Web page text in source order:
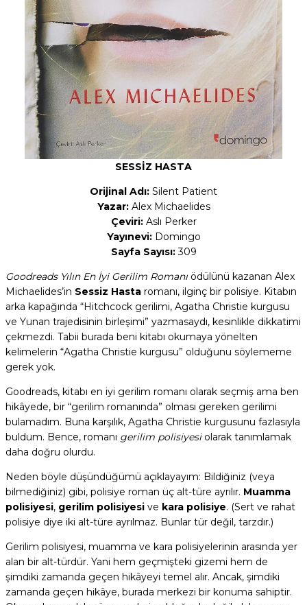
SESSİZ HASTA
Orijinal Adı: Silent Patient
Yazar:Alex Michaelides
Çeviri:Aslı Perker
Yayınevi:Domingo
Sayfa Sayısı:309
Goodreads Yılın En İyi Gerilim Romanı ödülünü kazanan Alex
Michaelides’in Sessiz Hasta romanı, ilginç bir polisiye. Kitabın
arka kapağında “Hitchcock gerilimi, Agatha Christie kurgusu
ve Yunan trajedisinin birleşimi” yazmasaydı, kesinlikle dikkatimi
çekmezdi. Tabii burada beni kitabı okumaya yönelten
kelimelerin “Agatha Christie kurgusu” olduğunu söylememe
gerek yok.
Goodreads, kitabı en iyi gerilim romanı olarak seçmiş ama ben
hikâyede, bir “gerilim romanında” olması gereken gerilimi
bulamadım. Buna karşılık, Agatha Christie kurgusunu fazlasıyla
buldum. Bence, romanı gerilim polisiyesiolarak tanımlamak
daha doğru olurdu.
Neden böyle düşündüğümü açıklayayım: Bildiğiniz (veya
bilmediğiniz) gibi, polisiye roman üç alt-türe ayrılır. Muamma
polisiyesi, gerilim polisiyesi ve kara polisiye. (Sert ve rahat
polisiye diye iki alt-türe ayrılmaz. Bunlar tür değil, tarzdır.)
Gerilim polisiyesi, muamma ve kara polisiyelerinin arasında yer
alan bir alt-türdür. Yani hem geçmişteki gizemi hem de
şimdiki zamanda geçen hikâyeyi temel alır. Ancak, şimdiki
zamanda geçen hikâye, burada merkezi bir konuma sahiptir.